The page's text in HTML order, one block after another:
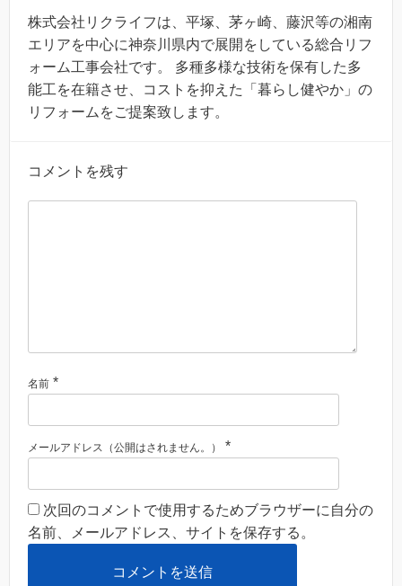
株式会社リクライフは、平塚、茅ヶ崎、藤沢等の湘南
エリアを中心に神奈川県内で展開をしている総合リフ
ォーム工事会社です。 多種多様な技術を保有した多
能工を在籍させ、コストを抑えた「暮らし健やか」の
リフォームをご提案致します。
コメントを残す
名前 *
メールアドレス（公開はされません。） *
次回のコメントで使用するためブラウザーに自分の
名前、メールアドレス、サイトを保存する。